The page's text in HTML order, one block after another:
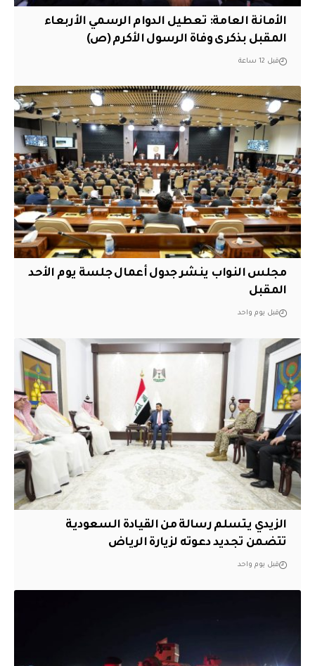
الأمانة العامة: تعطيل الدوام الرسمي الأربعاء
المقبل بذكرى وفاة الرسول الأكرم (ص)
قبل 12 ساعة
مجلس النواب ينشر جدول أعمال جلسة يوم الأحد
المقبل
قبل يوم واحد
الزيدي يتسلم رسالة من القيادة السعودية
تتضمن تجديد دعوته لزيارة الرياض
قبل يوم واحد